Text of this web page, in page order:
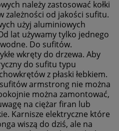
należy zastosować kołki
zależności od jakości sufitu.
użyj aluminiowych
lat używamy tylko jednego
Do sufitów.
wkręty do drzewa. Aby
do sufitu typu
z płaski łebkiem.
armstrong nie można
można zamontować,
na ciężar firan lub
Karnisze elektryczne które
wiszą do dziś, ale na